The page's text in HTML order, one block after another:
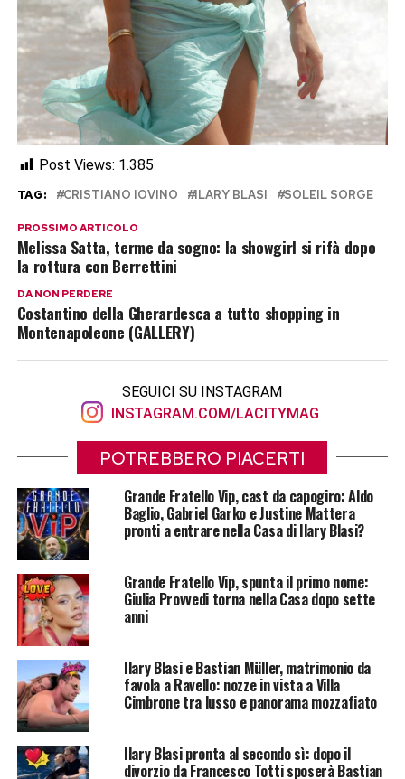
Post Views: 1.385
TAG: CRISTIANO IOVINO ILARY BLASI SOLEIL SORGE
PROSSIMO ARTICOLO
Melissa Satta, terme da sogno: la showgirl si rifà dopo
la rottura con Berrettini
DA NON PERDERE
Costantino della Gherardesca a tutto shopping in
Montenapoleone (GALLERY)
SEGUICI SU INSTAGRAM
INSTAGRAM.COM/LACITYMAG
POTREBBERO PIACERTI
Grande Fratello Vip, cast da capogiro: Aldo
Baglio, Gabriel Garko e Justine Mattera
pronti a entrare nella Casa di Ilary Blasi?
Grande Fratello Vip, spunta il primo nome:
Giulia Provvedi torna nella Casa dopo sette
anni
Ilary Blasi e Bastian Müller, matrimonio da
favola a Ravello: nozze in vista a Villa
Cimbrone tra lusso e panorama mozzafiato
Ilary Blasi pronta al secondo sì: dopo il
divorzio da Francesco Totti sposerà Bastian